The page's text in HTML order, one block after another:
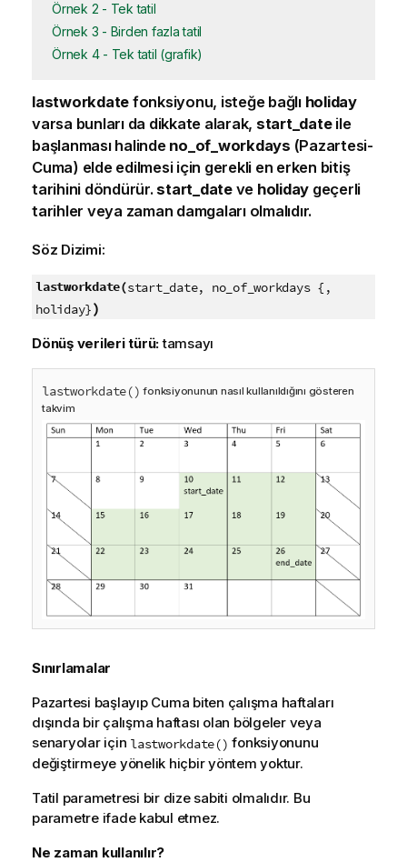
Örnek 2 - Tek tatil
Örnek 3 - Birden fazla tatil
Örnek 4 - Tek tatil (grafik)
lastworkdate fonksiyonu, isteğe bağlı holiday
varsa bunları da dikkate alarak, start_dateile
başlanması halinde no_of_workdays (Pazartesi-
Cuma) elde edilmesi için gerekli en erken bitiş
tarihini döndürür. start_dateve holiday geçerli
tarihler veya zaman damgaları olmalıdır.
Söz Dizimi:
lastworkdate(start_date, no_of_workdays {,
holiday})
Dönüş verileri türü:tamsayı
lastworkdate() fonksiyonunun nasıl kullanıldığını gösteren
takvim
Sınırlamalar
Pazartesi başlayıp Cuma biten çalışma haftaları
dışında bir çalışma haftası olan bölgeler veya
senaryolar için lastworkdate() fonksiyonunu
değiştirmeye yönelik hiçbir yöntem yoktur.
Tatil parametresi bir dize sabiti olmalıdır. Bu
parametre ifade kabul etmez.
Ne zaman kullanılır?